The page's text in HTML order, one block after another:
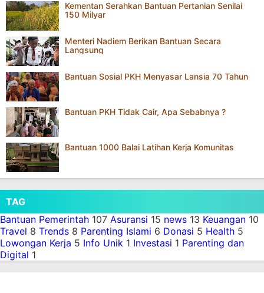
Kementan Serahkan Bantuan Pertanian Senilai
150 Milyar
Menteri Nadiem Berikan Bantuan Secara
Langsung
Bantuan Sosial PKH Menyasar Lansia 70 Tahun
Bantuan PKH Tidak Cair, Apa Sebabnya ?
Bantuan 1000 Balai Latihan Kerja Komunitas
TAG
Bantuan Pemerintah 107 Asuransi 15 news 13 Keuangan 10
Travel 8 Trends 8 Parenting Islami 6 Donasi 5 Health 5
Lowongan Kerja 5 Info Unik 1 Investasi 1 Parenting dan
Digital 1